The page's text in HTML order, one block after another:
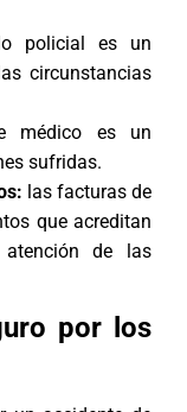
policial es un
circunstancias
médico es un
sufridas.
las facturas de
que acreditan
de las
por los